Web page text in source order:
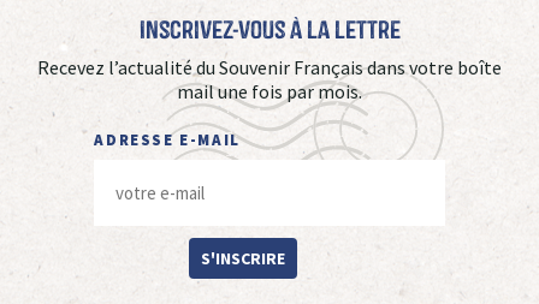
Inscrivez-vous à La Lettre
Recevez l’actualité du Souvenir Français dans votre boîte
mail une fois par mois.
ADRESSE E-MAIL
S'INSCRIRE